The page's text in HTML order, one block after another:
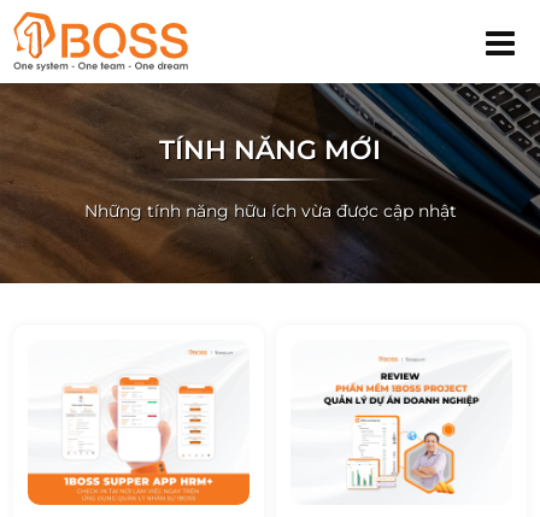
TÍNH NĂNG MỚI
Những tính năng hữu ích vừa được cập nhật